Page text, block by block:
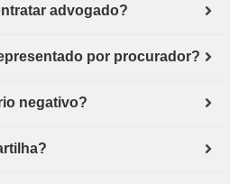
advogado?
por procurador?
negativo?